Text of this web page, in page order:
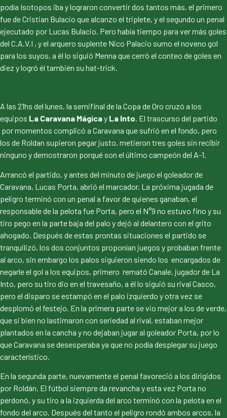
podía Isotopos iba y lograron convertir dos tantos más, el primero
fue de Cristian Bulacio que alcanzo el triplete, y el segundo un penal
ejecutado por Lucas Bulacio. Pero había tiempo para ver más goles
del C.A.V.I , y el arquero suplente Nico Palacio sumo el noveno gol
para los suyos, a él lo siguió Menna que cerró el conteo de goles en
diez y logró él también su hat-trick.
A las 21hs del lunes, la semifinal de la Copa de Oro cruzó a los
equipos La Caravana Mágicay La Into. El trascurso del partido
por momentos complicó a Caravana que sufrió en el fondo, pero
los de Roldan supieron pegar justo, metieron tres goles sin recibir
ninguno y demostraron porqué son el último campeón del A-1.
Arrancó el partido, y antes del minuto de juego el goleador de
Caravana, Lucas Porta, abrió el marcador. La próxima jugada de
peligro terminó con un penal a favor de quienes ganaban, el
responsable de la pelota fue Porta, pero el N°9 no estuvo fino y su
tiro pego en la parte baja del palo y dejó al delantero con el grito
ahogado. Después de estas prontas situaciones el partido se
tranquilizó, los dos conjuntos proponían juegos y probaban frente
al arco, sin embargo los palos siguieron siendo los encargados de
negarle el gol a los equipos, primero remató Canale, jugador de La
Into, pero su tiro dio en el travesaño, a él lo siguió su rival Casco,
pero el disparo se estampó en el palo izquierdo y otra vez se
desplomó el festejo. En la primera parte se vio mejor a los de verde,
que si bien no lastimaron con seriedad al rival, estaban mejor
plantados en la cancha y no dejaban jugar al goleador Porta, por lo
que Caravana se desesperaba ya que no podía desplegar su juego
característico.
En la segunda parte, nuevamente el penal favoreció a los dirigidos
por Roldán. El fútbol siempre da revancha y esta vez Porta no
perdonó, y su tiro a la izquierda del arco terminó con la pelota en el
fondo del arco. Después del tanto el peligro rondó ambos arcos, la